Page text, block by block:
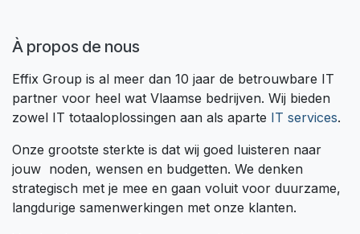
À propos de nous
Effix Group is al meer dan 10 jaar de betrouwbare IT
partner voor heel wat Vlaamse bedrijven. Wij bieden
zowel IT totaaloplossingen aan als aparte IT services.
Onze grootste sterkte is dat wij goed luisteren naar
jouw noden, wensen en budgetten. We denken
strategisch met je mee en gaan voluit voor duurzame,
langdurige samenwerkingen met onze klanten.